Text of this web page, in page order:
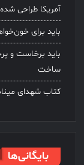
آمریکا طراحی
باید برای
باید برخاست و
ساخت
کتاب شهدای
بایگانی‌ها